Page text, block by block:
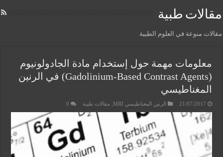
مقالات طبية
مقالات منوعة في العلوم الطبية
معلومات مهمة حول إستخدام مادة الجادولونيوم
(Gadolinium-Based Contrast Agents) في الرنين
المغناطيسي
21/07/2017 الرنين المغناطيسي MRI مقالات طبية 0